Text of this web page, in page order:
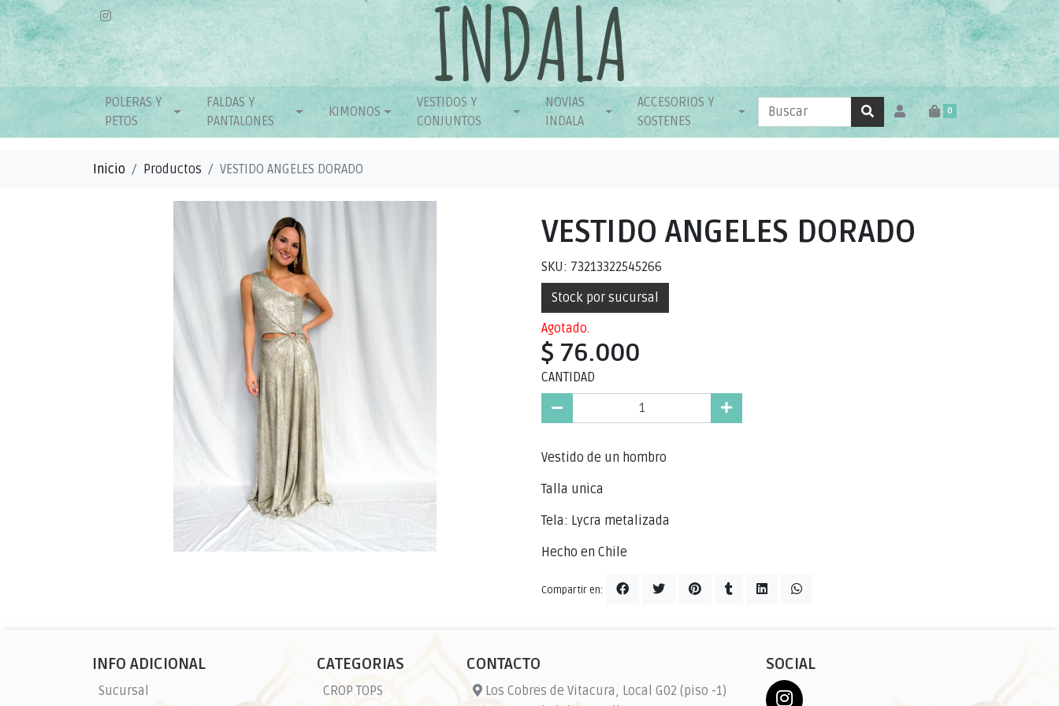
0
POLERAS Y
PETOS
FALDAS Y
PANTALONES
KIMONOS
VESTIDOS Y
CONJUNTOS
NOVIAS
INDALA
ACCESORIOS Y
SOSTENES
Inicio Productos VESTIDO ANGELES DORADO
VESTIDO ANGELES DORADO
SKU: 73213322545266
Stock por sucursal
Agotado.
$ 76.000
CANTIDAD
Vestido de un hombro
Talla unica
Tela: Lycra metalizada
Hecho en Chile
Compartir en:
INFO ADICIONAL
Sucursal
CATEGORIAS
CROP TOPS
CONTACTO
Los Cobres de Vitacura, Local G02 (piso -1)
SOCIAL